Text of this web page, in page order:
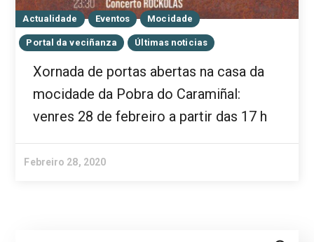
Actualidade Eventos Mocidade
Portal da veciñanza Últimas noticias
Xornada de portas abertas na casa da
mocidade da Pobra do Caramiñal:
venres 28 de febreiro a partir das 17 h
Febreiro 28, 2020